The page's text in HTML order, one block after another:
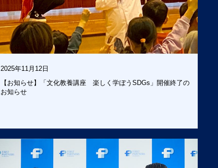
2025年11月12日
【お知らせ】「文化教養講座 楽しく学ぼうSDGs」開催終了の
お知らせ